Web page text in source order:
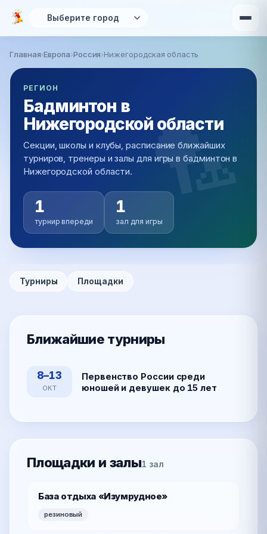
Перейти к основному содержанию
Вы здесь
Главная›Европа›Россия›Нижегородская область
РЕГИОН
Бадминтон в
Нижегородской области
Секции, школы и клубы, расписание ближайших
турниров, тренеры и залы для игры в бадминтон в
Нижегородской области.
1
турнир впереди
1
зал для игры
Турниры Площадки
Ближайшие турниры
8–13
ОКТ
Первенство России среди
юношей и девушек до 15 лет
Площадки и залы1 зал
База отдыха «Изумрудное»
резиновый